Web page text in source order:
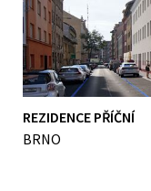
REZIDENCE PŘÍČNÍ
BRNO